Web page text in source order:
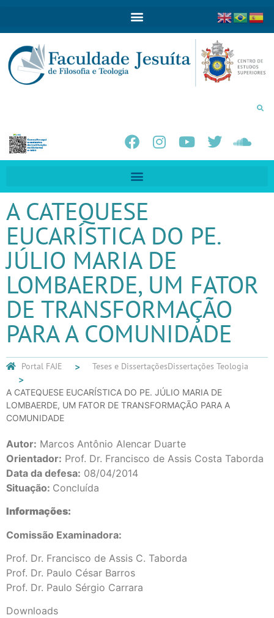
A CATEQUESE
EUCARÍSTICA DO PE.
JÚLIO MARIA DE
LOMBAERDE, UM FATOR
DE TRANSFORMAÇÃO
PARA A COMUNIDADE
Portal FAJE Teses e DissertaçõesDissertações Teologia
A CATEQUESE EUCARÍSTICA DO PE. JÚLIO MARIA DE
LOMBAERDE, UM FATOR DE TRANSFORMAÇÃO PARA A
COMUNIDADE
Autor: Marcos Antônio Alencar Duarte
Orientador: Prof. Dr. Francisco de Assis Costa Taborda
Data da defesa: 08/04/2014
Situação: Concluída
Informações:
Comissão Examinadora:
Prof. Dr. Francisco de Assis C. Taborda
Prof. Dr. Paulo César Barros
Prof. Dr. Paulo Sérgio Carrara
Downloads